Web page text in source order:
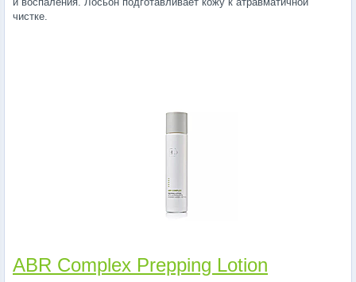
чистке.
ABR Complex Prepping Lotion